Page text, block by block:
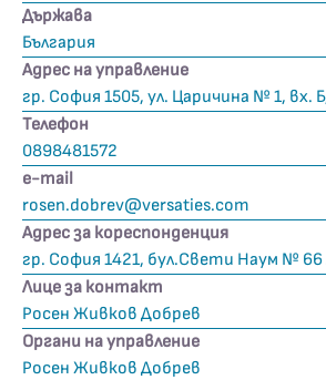
Държава
България
Адрес на управление
гр. София 1505, ул. Царичина № 1, вх.
Телефон
0898481572
е-mail
rosen.dobrev@versaties.com
Адрес за кореспонденция
гр. София 1421, бул.Свети Наум № 66
Лице за контакт
Росен Живков Добрев
Органи на управление
Росен Живков Добрев